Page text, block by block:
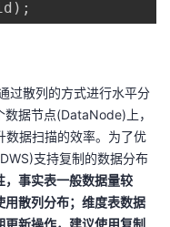
) ;
过散列的方式进行水平分
据节点(DataNode)上，
数据扫描的效率。为了优
支持复制的数据分布
，事实表一般数据量较
散列分布；维度表数据
新操作，建议使用复制